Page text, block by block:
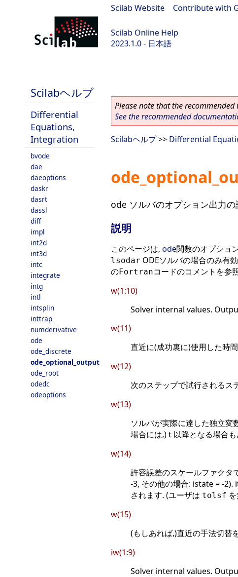
Scilab Website Contribute with
Scilab Online Help
2023.1.0 - 日本語
Scilabヘルプ
Differential
Equations,
Integration
bvode
dae
daeoptions
daskr
dasrt
dassl
diff
impl
int2d
int3d
intc
integrate
intg
intl
intsplin
inttrap
numderivative
ode
ode_discrete
ode_optional_output
ode_root
odedc
odeoptions
Please note that the recommended
See the recommended
Scilabヘルプ>> Differential
ode ソルバのオプション出力の
説明
このページは, ode関数のオプショ
lsodar ODEソルバの場合のみ有
のFortranコードのコメントを参
w(1:10)
Solver internal values.
w(11)
直近に(成功裏に)使用した時
w(12)
次のステップで試行されるス
w(13)
ソルバが実際に達した独立
場合には,) t 以降となる場合
w(14)
許容誤差のスケールファクタ
-3, その他の場合: istate = -
されます. (ユーザは tolsf
w(15)
(もしあれば,)直近の手法切替
iw(1:9)
Solver internal values.